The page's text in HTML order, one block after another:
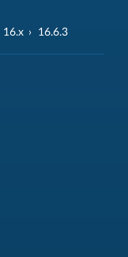
16.x 16.6.3